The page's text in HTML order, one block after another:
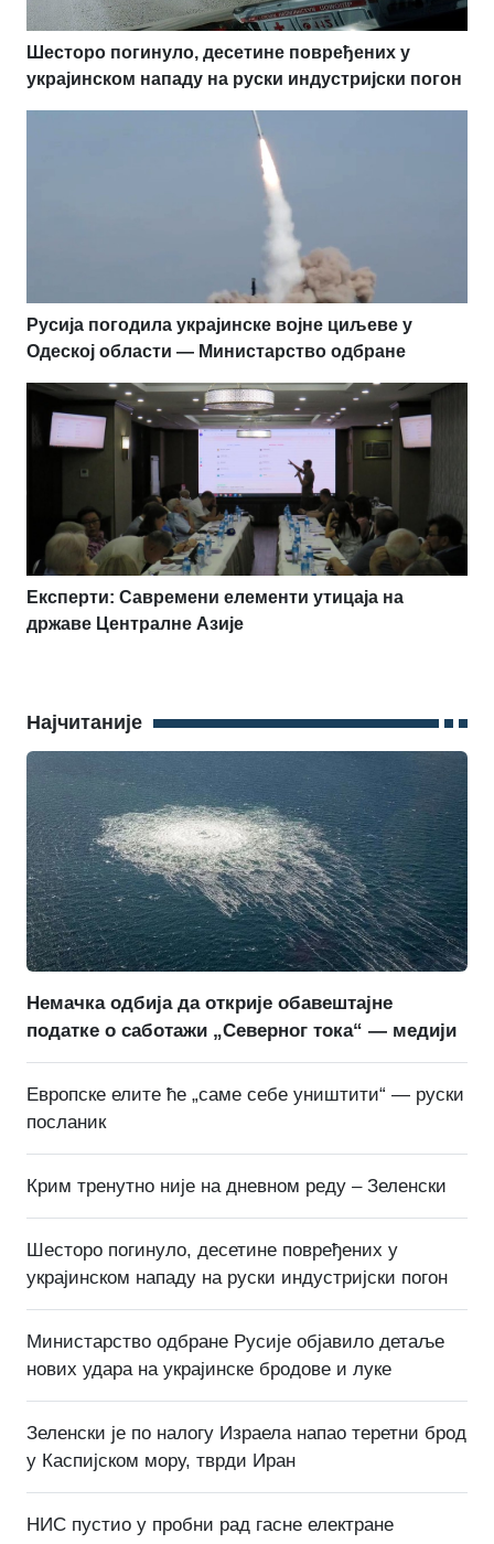
Шесторо погинуло, десетине повређених у
украјинском нападу на руски индустријски погон
Русија погодила украјинске војне циљеве у
Одеској области — Министарство одбране
Експерти: Савремени елементи утицаја на
државе Централне Азије
Најчитаније
Немачка одбија да открије обавештајне
податке о саботажи „Северног тока“ — медији
Европске елите ће „саме себе уништити“ — руски
посланик
Крим тренутно није на дневном реду – Зеленски
Шесторо погинуло, десетине повређених у
украјинском нападу на руски индустријски погон
Министарство одбране Русије објавило детаље
нових удара на украјинске бродове и луке
Зеленски је по налогу Израела напао теретни брод
у Каспијском мору, тврди Иран
НИС пустио у пробни рад гасне електране